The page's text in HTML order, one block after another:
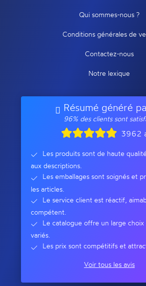
Qui sommes-nous ?
Conditions générales de
Contactez-nous
Notre lexique
Résumé généré
96% des clients sont
3962
Les produits sont de haute
aux descriptions.
Les emballages sont soignés et
les articles.
Le service client est réactif,
compétent.
Le catalogue offre un large
variés.
Les prix sont compétitifs et
Voir tous les avis